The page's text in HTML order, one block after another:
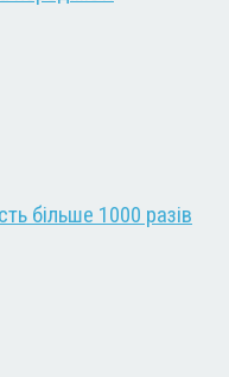
більше 1000 разів